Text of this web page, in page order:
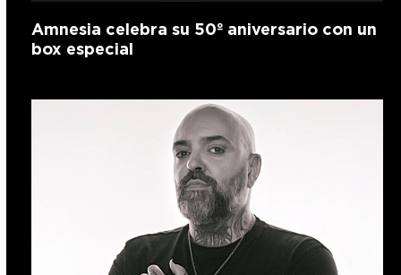
Amnesia celebra su 50º aniversario con un
box especial